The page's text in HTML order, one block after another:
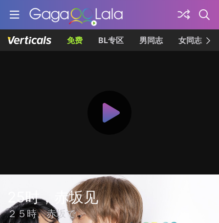
免费 BL专区 男同志 女同志
25时，赤坂见
２５時、赤坂で